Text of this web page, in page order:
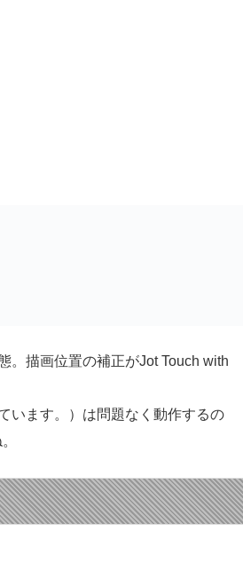
。描画位置の補正がJot Touch with
います。）は問題なく動作するの